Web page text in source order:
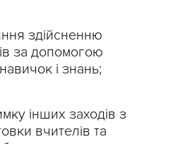
здійсненню
за допомогою
і знань;
інших заходів з
вчителів та